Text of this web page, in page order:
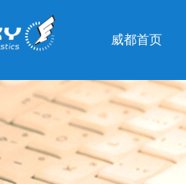
威都首页